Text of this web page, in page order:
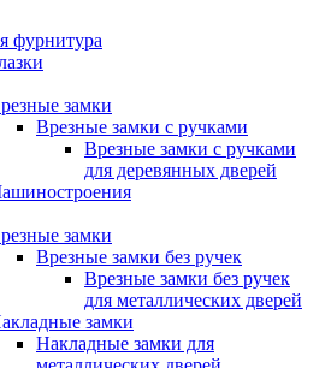
фурнитура
замки
Врезные замки с ручками
Врезные замки с ручками
для деревянных дверей
замки
Врезные замки без ручек
Врезные замки без ручек
для металлических дверей
замки
Накладные замки для